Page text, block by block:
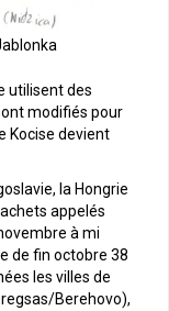
utilisent des
modifiés pour
Kocise devient
la Hongrie
appelés
à mi
de fin octobre 38
les villes de
Berehovo),